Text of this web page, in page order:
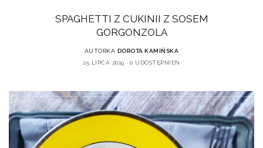
SPAGHETTI Z CUKINII Z SOSEM
GORGONZOLA
AUTORKA DOROTA KAMIŃSKA
25 LIPCA 2019
0 UDOSTĘPNIEŃ